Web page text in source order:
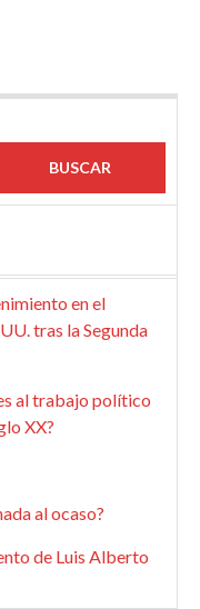
en el
tras la Segunda
al trabajo político
XX?
al ocaso?
de Luis Alberto